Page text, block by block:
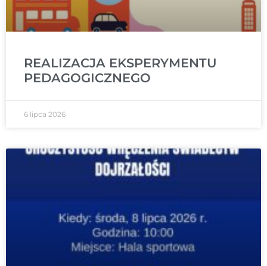
REALIZACJA EKSPERYMENTU
PEDAGOGICZNEGO
6 lipca 2026